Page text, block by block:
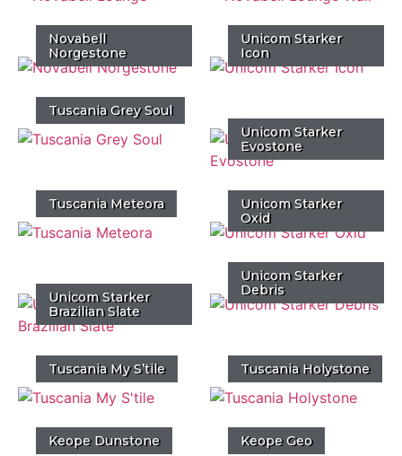
Novabell
Norgestone
Unicom Starker
Icon
Tuscania Grey Soul
Unicom Starker
Evostone
Tuscania Meteora
Unicom Starker
Oxid
Unicom Starker
Brazilian Slate
Unicom Starker
Debris
Tuscania My S’tile Tuscania Holystone
Keope Dunstone Keope Geo